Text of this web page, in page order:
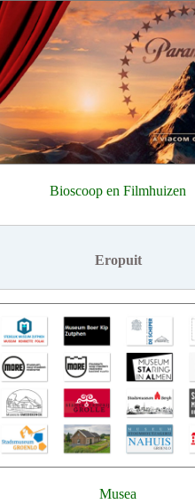
Bioscoop en Filmhuizen
Eropuit
Musea